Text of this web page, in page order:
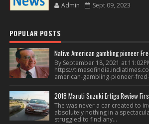
Admin Sept 09, 2023
POPULAR POSTS
Native American gambling pioneer
By September 18, 2021 at
https://
american-gambling-pioneer-
2018 Maruti Suzuki Ertiga Review
The was never a car created to
absolutely nothing in a
struggled to find any...